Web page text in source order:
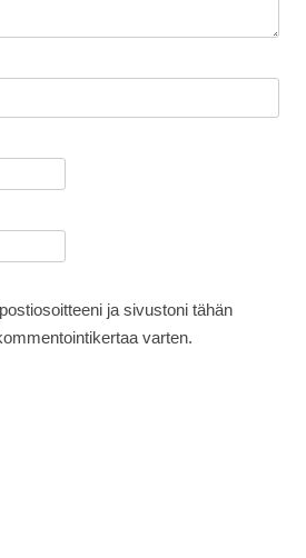
ja sivustoni tähän
varten.